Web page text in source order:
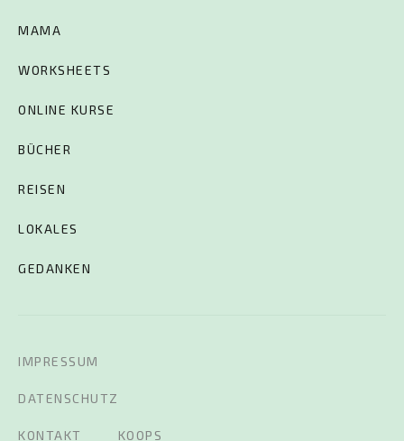
MAMA
WORKSHEETS
ONLINE KURSE
BÜCHER
REISEN
LOKALES
GEDANKEN
IMPRESSUM
DATENSCHUTZ
KONTAKT KOOPS